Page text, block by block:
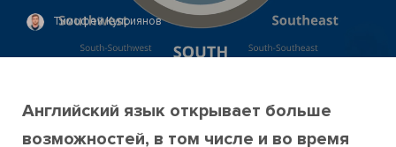
Тимофей Куприянов
Английский язык открывает больше
возможностей, в том числе и во время